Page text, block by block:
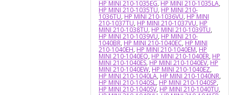
HP MINI 210-1035EG, HP MINI 210-1035LA,
HP MINI 210-1035TU, HP MINI 210-
1036TU, HP MINI 210-1036VU, HP MINI
210-1037TU, HP MINI 210-1037VU, HP
MINI 210-1038TU, HP MINI 210-1039TU,
HP MINI 210-1039VU, HP MINI 210-
1040BR, HP MINI 210-1040EC, HP MINI
210-1040EH, HP MINI 210-1040EM, HP
MINI 210-1040EQ, HP MINI 210-1040ER, HP
MINI 210-1040ES, HP MINI 210-1040EV, HP
MINI 210-1040EW, HP MINI 210-1040EZ,
HP MINI 210-1040LA, HP MINI 210-1040NR,
HP MINI 210-1040SL, HP MINI 210-1040SP,
HP MINI 210-1040SV, HP MINI 210-1040TU,